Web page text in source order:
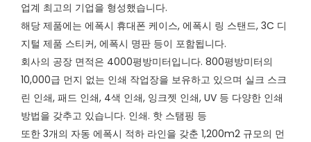
업계 최고의 기업을 형성했습니다.
해당 제품에는 에폭시 휴대폰 케이스, 에폭시 링 스탠드, 3C 디
지털 제품 스티커, 에폭시 명판 등이 포함됩니다.
회사의 공장 면적은 4000평방미터입니다. 800평방미터의
10,000급 먼지 없는 인쇄 작업장을 보유하고 있으며 실크 스크
린 인쇄, 패드 인쇄, 4색 인쇄, 잉크젯 인쇄, UV 등 다양한 인쇄
방법을 갖추고 있습니다. 인쇄. 핫 스탬핑 등
또한 3개의 자동 에폭시 적하 라인을 갖춘 1,200m2 규모의 먼